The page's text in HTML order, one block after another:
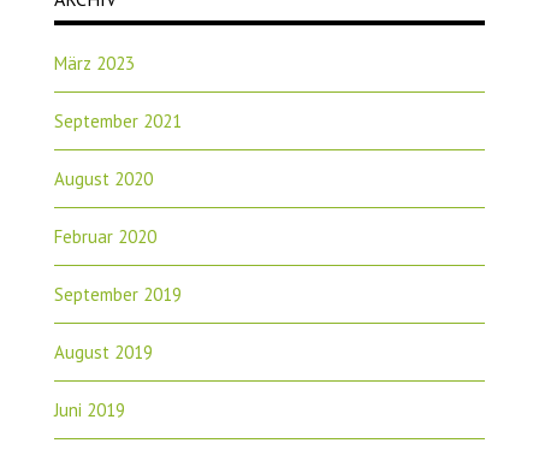
März 2023
September 2021
August 2020
Februar 2020
September 2019
August 2019
Juni 2019